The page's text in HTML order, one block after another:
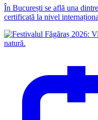
În București se află una
certificată la nivel